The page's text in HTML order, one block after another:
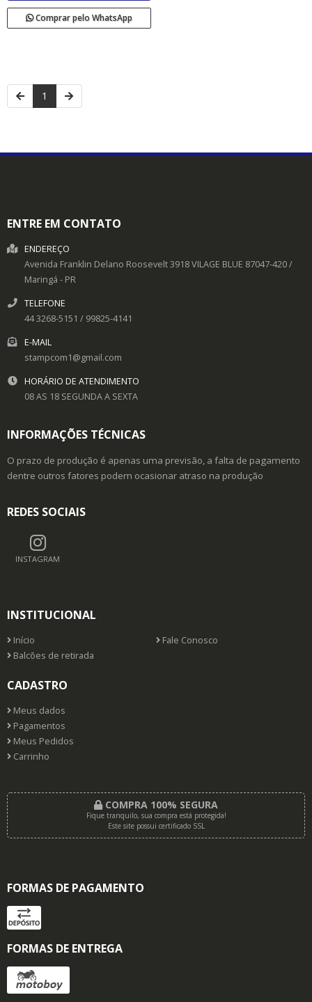
Comprar pelo WhatsApp
1
ENTRE EM CONTATO
ENDEREÇO
Avenida Franklin Delano Roosevelt 3918VILAGE BLUE 87047-420/
Maringá - PR
TELEFONE
44 3268-5151 / 99825-4141
E-MAIL
stampcom1@gmail.com
HORÁRIO DE ATENDIMENTO
08 AS 18 SEGUNDA A SEXTA
INFORMAÇÕES TÉCNICAS
O prazo de produção é apenas uma previsão, a falta de pagamento
dentre outros fatores podem ocasionar atraso na produção
REDES SOCIAIS
INSTAGRAM
INSTITUCIONAL
Início
Fale Conosco
Balcões de retirada
CADASTRO
Meus dados
Pagamentos
Meus Pedidos
Carrinho
COMPRA 100% SEGURA
Fique tranquilo, sua compra está protegida!
Este site possui certificado SSL
FORMAS DE PAGAMENTO
FORMAS DE ENTREGA